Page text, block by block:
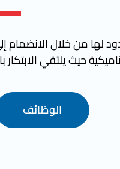
لها من خلال الانضمام
حيث يلتقي
الوظائف